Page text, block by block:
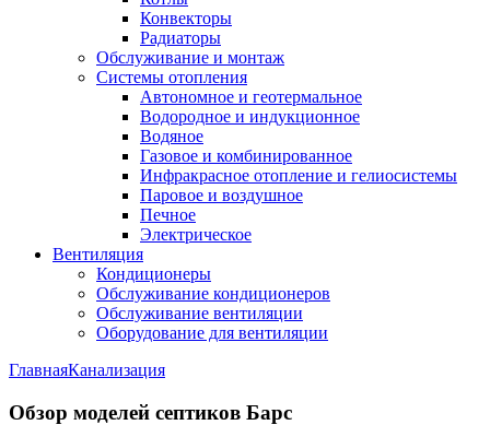
Конвекторы
Радиаторы
Обслуживание и монтаж
Системы отопления
Автономное и геотермальное
Водородное и индукционное
Водяное
Газовое и комбинированное
Инфракрасное отопление и гелиосистемы
Паровое и воздушное
Печное
Электрическое
Вентиляция
Кондиционеры
Обслуживание кондиционеров
Обслуживание вентиляции
Оборудование для вентиляции
ГлавнаяКанализация
Обзор моделей септиков Барс